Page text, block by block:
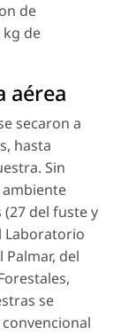
de
de
aérea
secaron a
hasta
Sin
del fuste y
Laboratorio
Palmar, del
se